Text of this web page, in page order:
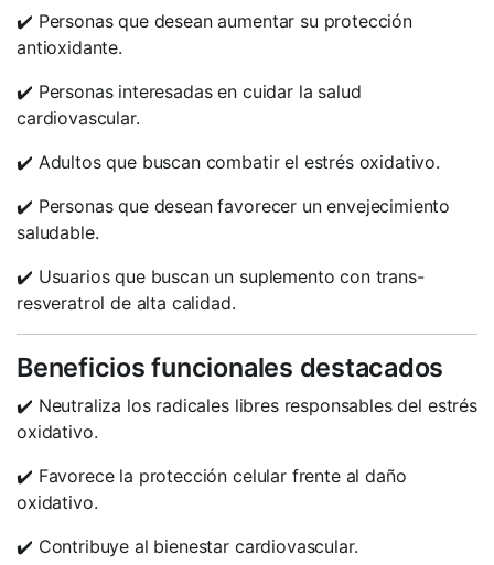
✔️ Personas que desean aumentar su protección
antioxidante.
✔️ Personas interesadas en cuidar la salud
cardiovascular.
✔️ Adultos que buscan combatir el estrés oxidativo.
✔️ Personas que desean favorecer un envejecimiento
saludable.
✔️ Usuarios que buscan un suplemento con trans-
resveratrol de alta calidad.
Beneficios funcionales destacados
✔️ Neutraliza los radicales libres responsables del estrés
oxidativo.
✔️ Favorece la protección celular frente al daño
oxidativo.
✔️ Contribuye al bienestar cardiovascular.